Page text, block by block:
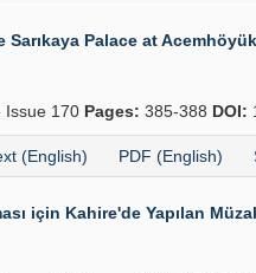
Palace at Acemhöyük
Issue 170 Pages: 385-388 DOI:
(English) PDF (English)
için Kahire'de Yapılan